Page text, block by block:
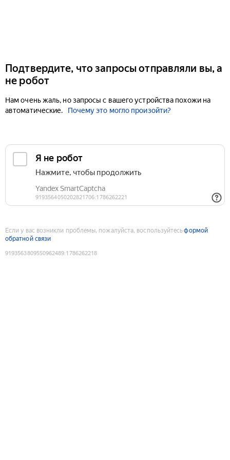
Подтвердите, что запросы отправляли вы, а
не робот
Нам очень жаль, но запросы с вашего устройства похожи на
автоматические.
Почему это могло произойти?
Если у вас возникли проблемы, пожалуйста, воспользуйтесьформой
обратной связи
9193563809550962489:1786262218